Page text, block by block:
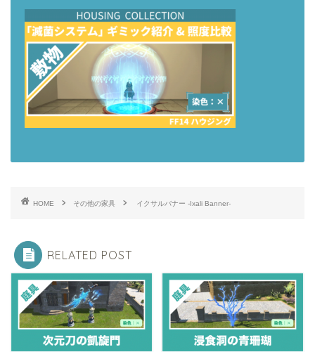
HOME その他の家具 イクサルバナー -Ixali Banner-
RELATED POST